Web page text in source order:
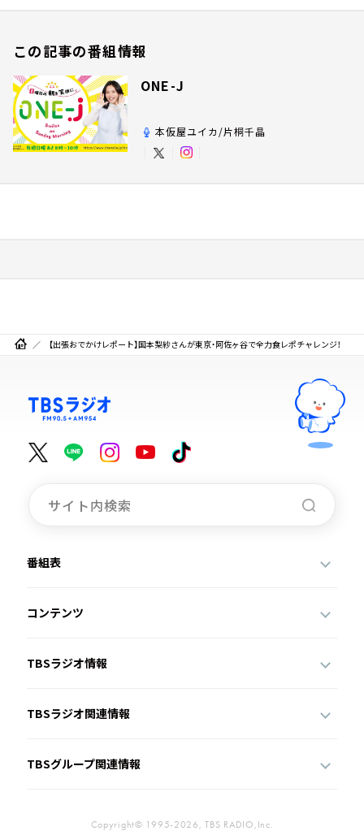
この記事の番組情報
ONE-J
本仮屋ユイカ/片桐千晶
【出張おでかけレポート】国本梨紗さんが東京・阿佐ヶ谷で全力食レポチャレンジ！
番組表
コンテンツ
TBSラジオ情報
TBSラジオ関連情報
TBSグループ関連情報
Copyright© 1995-2026, TBS RADIO,Inc.